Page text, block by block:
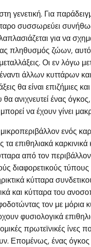
γενετική. Για
συσσωρεύει
για να
πληθυσμός ζώων,
Οι εν λόγω
άλλων κυττάρων
θα είναι επιζήμιες
ανιχνευτεί ένας
να έχουν γίνει
ενός
επιθηλιακά καρκινικά
από τον
διαφορετικούς
κύτταρα
και κύτταρα του
τον με μόρια
φυσιολογικά
πρωτεϊνικές ίνες
Επομένως, ένας όγκος